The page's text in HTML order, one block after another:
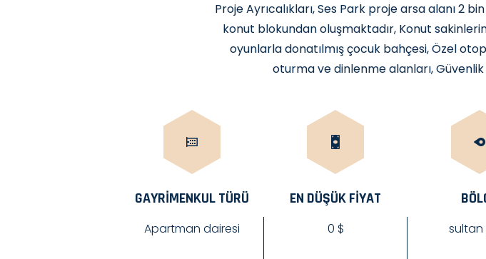
Proje Ayrıcalıkları, Ses Park proje arsa alanı 2
konut blokundan oluşmaktadır, Konut
oyunlarla donatılmış çocuk bahçesi, Özel
oturma ve dinlenme alanları,
GAYRIMENKUL TÜRÜ
Apartman dairesi
EN DÜŞÜK FİYAT
0 $ sultan